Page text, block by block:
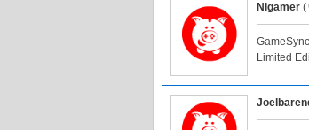
Nlgamer (
Limited